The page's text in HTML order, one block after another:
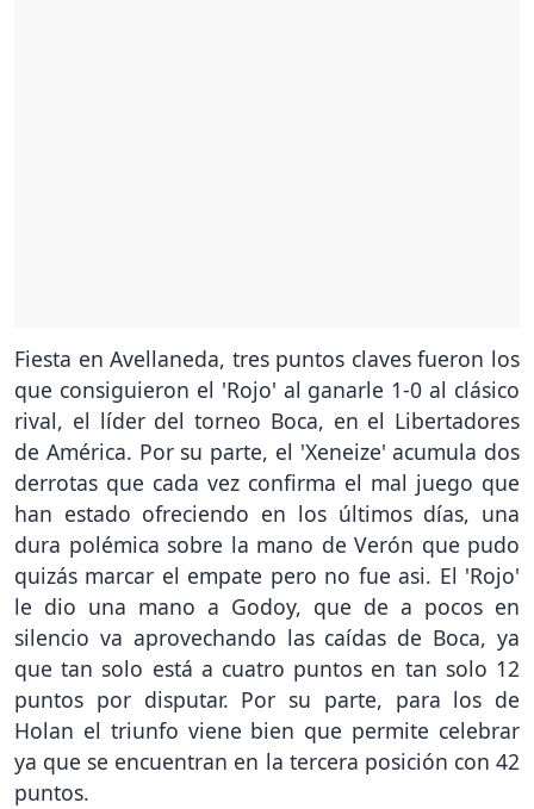
Fiesta en Avellaneda, tres puntos claves fueron los
que consiguieron el 'Rojo' al ganarle 1-0 al clásico
rival, el líder del torneo Boca, en el Libertadores
de América. Por su parte, el 'Xeneize' acumula dos
derrotas que cada vez confirma el mal juego que
han estado ofreciendo en los últimos días, una
dura polémica sobre la mano de Verón que pudo
quizás marcar el empate pero no fue asi. El 'Rojo'
le dio una mano a Godoy, que de a pocos en
silencio va aprovechando las caídas de Boca, ya
que tan solo está a cuatro puntos en tan solo 12
puntos por disputar. Por su parte, para los de
Holan el triunfo viene bien que permite celebrar
ya que se encuentran en la tercera posición con 42
puntos.